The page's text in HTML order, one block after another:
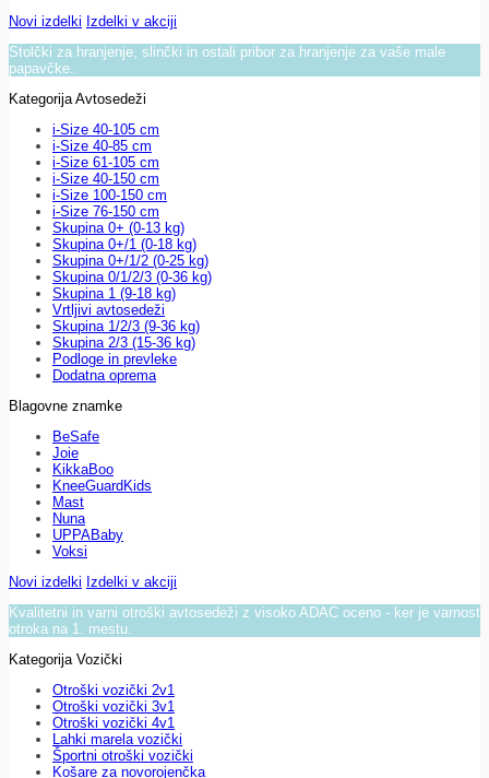
Novi izdelki Izdelki v akciji
Stolčki za hranjenje, slinčki in ostali pribor za hranjenje za vaše male
papavčke.
Kategorija Avtosedeži
i-Size 40-105 cm
i-Size 40-85 cm
i-Size 61-105 cm
i-Size 40-150 cm
i-Size 100-150 cm
i-Size 76-150 cm
Skupina 0+ (0-13 kg)
Skupina 0+/1 (0-18 kg)
Skupina 0+/1/2 (0-25 kg)
Skupina 0/1/2/3 (0-36 kg)
Skupina 1 (9-18 kg)
Vrtljivi avtosedeži
Skupina 1/2/3 (9-36 kg)
Skupina 2/3 (15-36 kg)
Podloge in prevleke
Dodatna oprema
Blagovne znamke
BeSafe
Joie
KikkaBoo
KneeGuardKids
Mast
Nuna
UPPABaby
Voksi
Novi izdelki Izdelki v akciji
Kvalitetni in varni otroški avtosedeži z visoko ADAC oceno - ker je varnost
otroka na 1. mestu.
Kategorija Vozički
Otroški vozički 2v1
Otroški vozički 3v1
Otroški vozički 4v1
Lahki marela vozički
Športni otroški vozički
Košare za novorojenčka